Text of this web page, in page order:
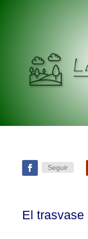
Seguir
El trasvase